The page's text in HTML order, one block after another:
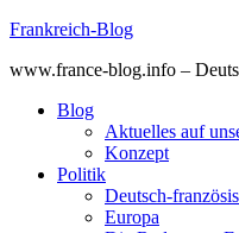
Skip
content
Frankreich-Blog
www.france-blog.info –
Blog
Aktuelles auf
Konzept
Politik
Deutsch-
Europa